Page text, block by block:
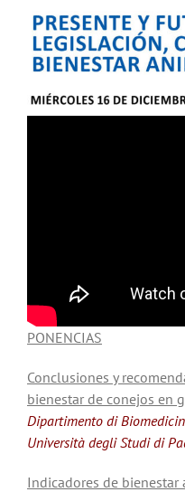
Noticias
PONENCIAS
Conclusiones y
bienestar de conejos en
Dipartimento di
Università degli Studi di
Indicadores de bienestar